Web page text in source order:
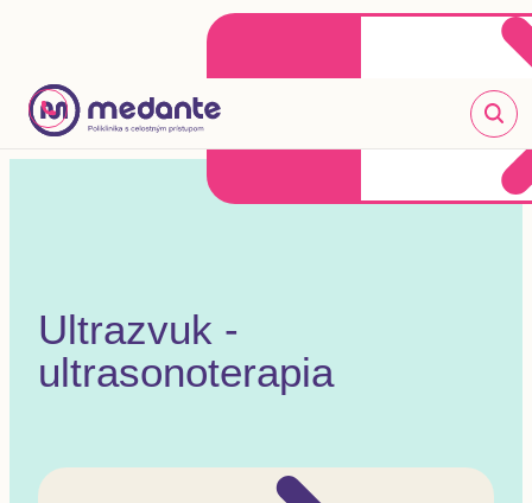
Klientske centrum
+421 2 20 302 303
Ultrazvuk -
ultrasonoterapia